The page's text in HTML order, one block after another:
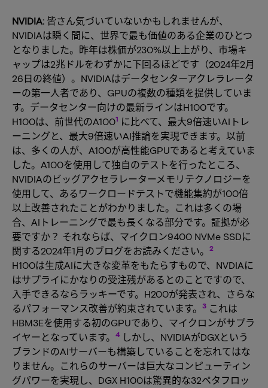
NVIDIA: 皆さん気づいていないかもしれませんが、
NVIDIAは瞬く間に、世界で最も価値のある企業のひとつ
となりました。昨年は株価が230%以上上がり、市場キ
ャップは2兆ドルをわずかに下回るほどです（2024年2月
26日の終値）。NVIDIAはデータセンターアクレラレータ
ーの第一人者であり、GPUの複数の種類を提供していま
す。データセンター向けの最新ラインはH100です。
H100は、前世代のA1001 に比べて、最大9倍速いAIトレ
ーニングと、最大9倍速いAI推論を実現できます。以前
は、多くの人が、A100が高性能GPUであると考えていま
した。A100を使用して独自のテストを行ったところ、
NVIDIAのビッグアクセラレーターメモリテクノロジーを
使用して、あるワークロードテストで機能集約が100倍
以上改善されたことがわかりました。これは多くの場
合、AIトレーニングで最も長くなる部分です。証拠が必
要ですか？ それならば、マイクロン9400 NVMe SSDに
関する2024年1月のブログをお読みください。
2
H100は生成AIに大きな変革をもたらすもので、NVDIAに
はサプライにかなりの受注残があるとのことですので、
入手できるならラッキーです。H200が発表され、さらな
るパフォーマンス改善が約束されています。
3 これは
HBM3Eを使用する初のGPUであり、マイクロンがサプラ
イヤーとなっています。
4 しかし、NVIDIAがDGXという
ブランドのAIサーバーも構築していることを忘れてはな
りません。これらのサーバーは巨大なコンピューティン
グパワーを実現し、DGX H100は驚異的な32ペタフロッ